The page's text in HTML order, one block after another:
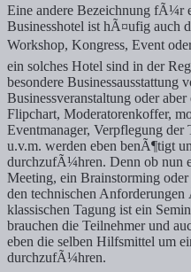
Eine andere Bezeichnung fÃ¼r
Businesshotel ist hÃ¤ufig auch
Workshop, Kongress, Event
ein solches Hotel sind in der
besondere Businessausstattung
Businessveranstaltung oder
Flipchart, Moderatorenkoffer,
Eventmanager, Verpflegung der
u.v.m. werden eben benÃ¶tigt
durchzufÃ¼hren. Denn ob nun
Meeting, ein Brainstorming
den technischen
klassischen Tagung ist ein
brauchen die Teilnehmer und
eben die selben Hilfsmittel um
durchzufÃ¼hren.